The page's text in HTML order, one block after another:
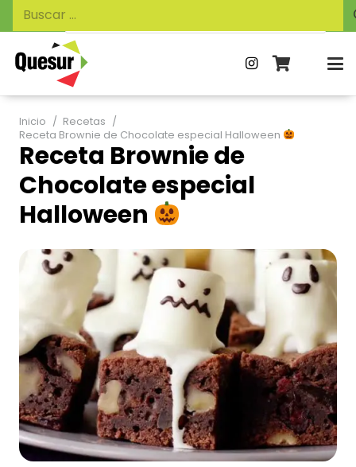
de
productos
Buscar:
Inicio / Recetas /
Receta Brownie de Chocolate especial Halloween
Receta Brownie de
Chocolate especial
Halloween